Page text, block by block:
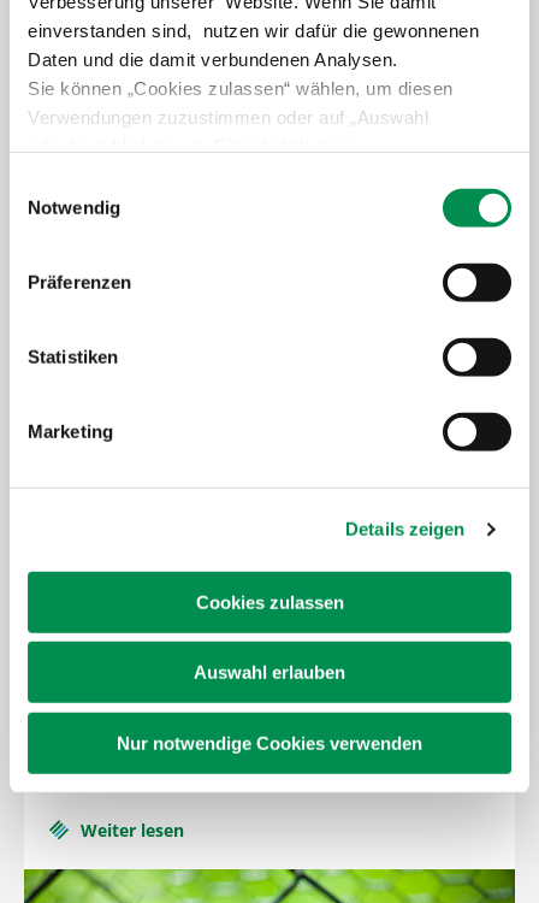
einverstanden sind, nutzen wir dafür die gewonnenen
Daten und die damit verbundenen Analysen.
Sie können „Cookies zulassen“ wählen, um diesen
Verwendungen zuzustimmen oder auf „Auswahl
detaillierteren Informationen. Erteilte Einwilligungen
Datenschutzerklärung
Notwendig
Präferenzen
Statistiken
Marketing
Details zeigen
Cookies zulassen
Auswahl erlauben
Nur notwendige Cookies verwenden
Greencare Soziale Angebote auf dem
Bauernhof
Weiter lesen